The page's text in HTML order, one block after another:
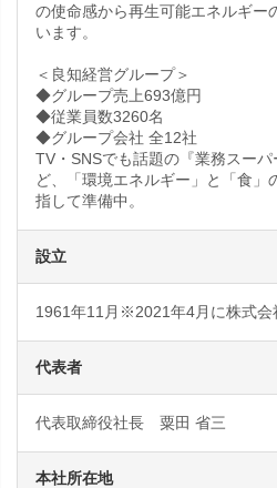
の使命感から再生可能エネルギー
います。
＜良知経営グループ＞
◆グループ売上693億円
◆従業員数3260名
◆グループ会社 全12社
TV・SNSでも話題の『業務スー
ど、「環境エネルギー」と「食」
指して準備中。
設立
1961年11月※2021年4月に株式会
代表者
代表取締役社長 粟田 省三
本社所在地